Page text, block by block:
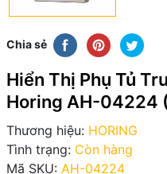
Chia sẻ
Hiển Thị Phụ Tủ
Horing AH-04224
Thương hiệu: HORING
Tình trạng: Còn hàng
Mã SKU: AH-04224